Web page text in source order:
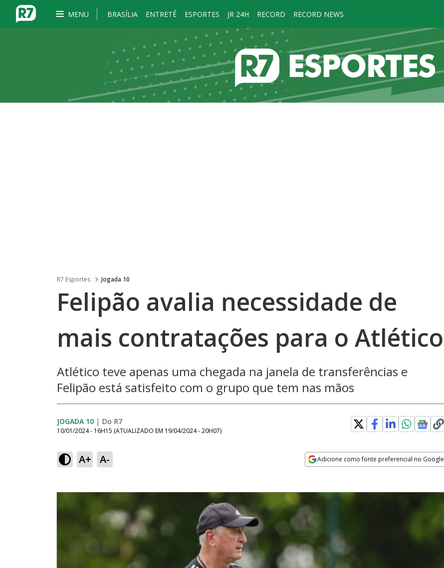
MENU BRASÍLIA ENTRETÊ ESPORTES JR 24H RECORD RECORD NEWS
R7 Esportes Jogada 10
Felipão avalia necessidade de
mais contratações para o Atlético
Atlético teve apenas uma chegada na janela de transferências e
Felipão está satisfeito com o grupo que tem nas mãos
JOGADA 10 | Do R7
10/01/2024 - 16H15 (ATUALIZADO EM 19/04/2024 - 20H07)
A+ A- Adicione como fonte preferencial no Google